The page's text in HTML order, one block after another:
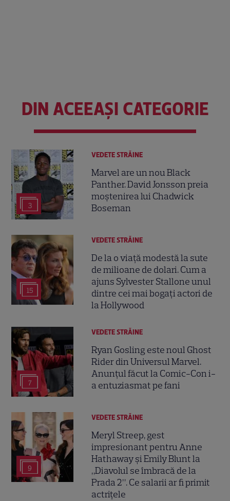
DIN ACEEAȘI CATEGORIE
3
VEDETE STRĂINE
Marvel are un nou Black
Panther. David Jonsson preia
moștenirea lui Chadwick
Boseman
15
VEDETE STRĂINE
De la o viață modestă la sute
de milioane de dolari. Cum a
ajuns Sylvester Stallone unul
dintre cei mai bogați actori de
la Hollywood
7
VEDETE STRĂINE
Ryan Gosling este noul Ghost
Rider din Universul Marvel.
Anunțul făcut la Comic-Con i-
a entuziasmat pe fani
9
VEDETE STRĂINE
Meryl Streep, gest
impresionant pentru Anne
Hathaway și Emily Blunt la
„Diavolul se îmbracă de la
Prada 2”. Ce salarii ar fi primit
actrițele